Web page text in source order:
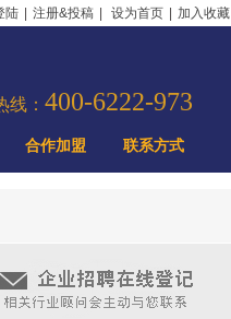
陆 注册&投稿 设为首页 加入收藏
线： 400-6222-973
合作加盟 联系方式